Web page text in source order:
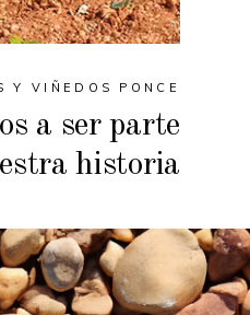
Y VIÑEDOS PONCE
a ser parte
historia